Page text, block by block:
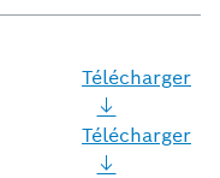
Télécharger
Télécharger